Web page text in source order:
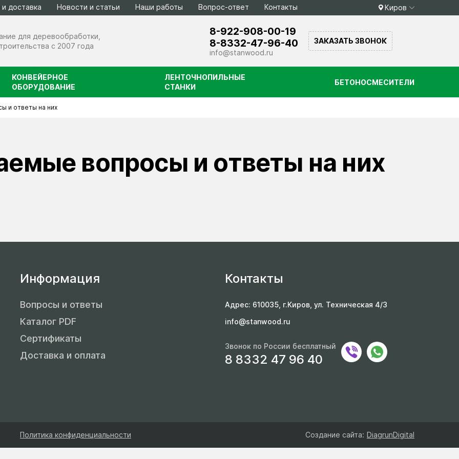
доставка Новости и статьи Наши работы Вопрос-ответ Контакты Киров
для деревообработки,
с 2007 года
8-922-908-00-19
8-8332-47-96-40
info@stanwood.ru
ЗАКАЗАТЬ ЗВОНОК
станки
вентиляторы
КОНВЕЙЕРНОЕ
ОБОРУДОВАНИЕ
ленточного
ЛЕНТОЧНОПИЛЬНЫЕ
СТАНКИ
БЕТОНОСМЕСИТЕЛИ
и ответы на них
вопросы и ответы на них
Информация
Вопросы и ответы
Каталог PDF
Сертификаты
Доставка и оплата
Контакты
Адрес: 610035, г.Киров, ул. Техническая 4/3
info@stanwood.ru
Звонок по России бесплатный
8 8332 47 96 40
Политика конфиденциальности Создание сайта: DiagrunDigital